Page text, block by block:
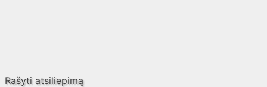
Rašyti atsiliepimą